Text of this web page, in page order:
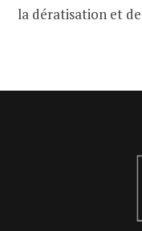
la dératisation et